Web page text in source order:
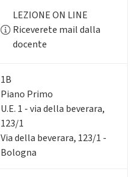
LEZIONE ON LINE
Riceverete mail dalla
docente
1B
Piano Primo
U.E. 1 - via della beverara,
123/1
Via della beverara, 123/1 -
Bologna